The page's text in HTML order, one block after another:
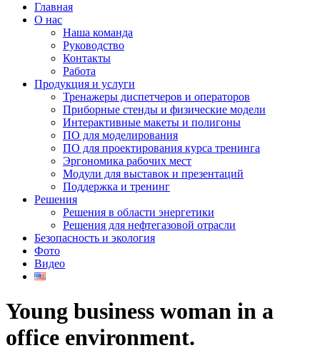
Главная
О нас
Наша команда
Руководство
Контакты
Работа
Продукция и услуги
Тренажеры диспетчеров и операторов
Приборные стенды и физические модели
Интерактивные макеты и полигоны
ПО для моделирования
ПО для проектирования курса тренинга
Эргономика рабочих мест
Модули для выставок и презентаций
Поддержка и тренинг
Решения
Решения в области энергетики
Решения для нефтегазовой отрасли
Безопасность и экология
Фото
Видео
Young business woman in a
office environment.